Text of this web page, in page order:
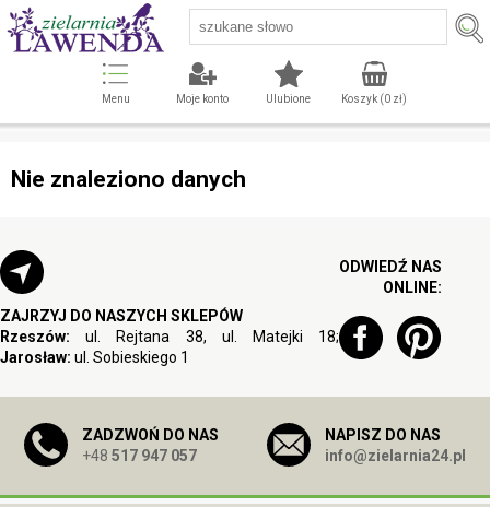
Menu Moje konto Ulubione Koszyk (0zł)
Nie znaleziono danych
ZAJRZYJ DO NASZYCH SKLEPÓW
Rzeszów: ul. Rejtana 38, ul. Matejki 18;
Jarosław: ul. Sobieskiego 1
ODWIEDŹ NAS
ONLINE:
ZADZWOŃ DO NAS
+48 517 947 057
NAPISZ DO NAS
info@zielarnia24.pl